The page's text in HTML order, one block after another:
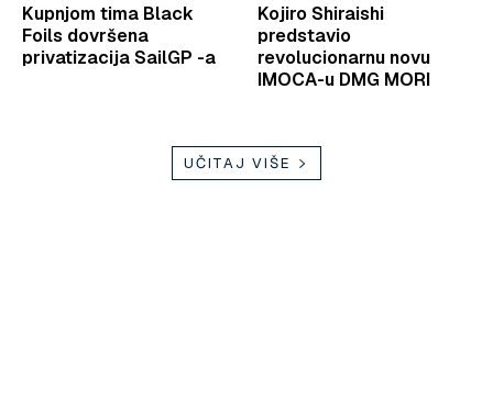
Kupnjom tima Black
Foils dovršena
privatizacija SailGP -a
Kojiro Shiraishi
predstavio
revolucionarnu novu
IMOCA-u DMG MORI
UČITAJ VIŠE